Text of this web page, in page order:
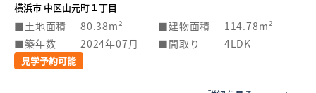
横浜市 中区山元町１丁目
土地面積 80.38m² 建物面積
114.78m²
築年数
2024年07月 間取り 4LDK
見学予約可能